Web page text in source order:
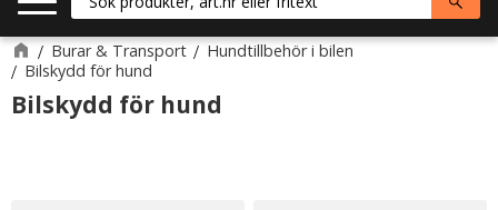
Burar & Transport
Hundtillbehör i bilen
Bilskydd för hund
Bilskydd för hund